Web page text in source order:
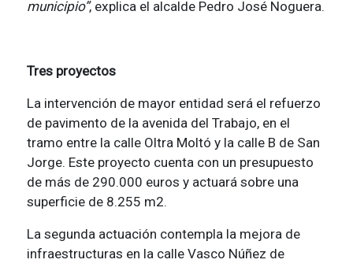
municipio”, explica el alcalde Pedro José Noguera.
Tres proyectos
La intervención de mayor entidad será el refuerzo
de pavimento de la avenida del Trabajo, en el
tramo entre la calle Oltra Moltó y la calle B de San
Jorge. Este proyecto cuenta con un presupuesto
de más de 290.000 euros y actuará sobre una
superficie de 8.255 m2.
La segunda actuación contempla la mejora de
infraestructuras en la calle Vasco Núñez de